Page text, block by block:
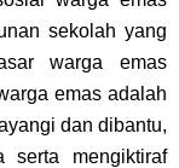
sekolah yang
warga emas
emas adalah
dan dibantu,
serta mengiktiraf